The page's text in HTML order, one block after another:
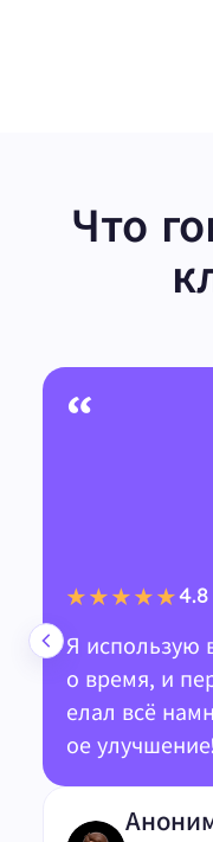
Что
“
★★★★★4.8
Я использую
о время, и
елал всё
ое